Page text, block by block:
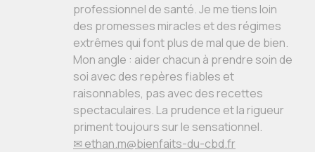
professionnel de santé. Je me tiens loin
des promesses miracles et des régimes
extrêmes qui font plus de mal que de bien.
Mon angle : aider chacun à prendre soin de
soi avec des repères fiables et
raisonnables, pas avec des recettes
spectaculaires. La prudence et la rigueur
priment toujours sur le sensationnel.
✉ ethan.m@bienfaits-du-cbd.fr